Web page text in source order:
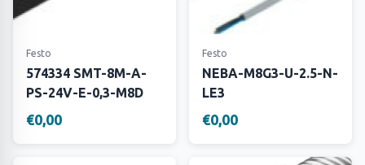
Festo
574334 SMT-8M-A-
PS-24V-E-0,3-M8D
€0,00
Festo
NEBA-M8G3-U-2.5-N-
LE3
€0,00